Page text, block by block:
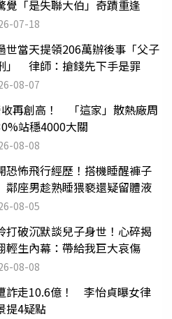
覺「是失聯大伯」奇蹟重逢
07-18
世當天提領206萬辦後事「父子
」 律師：搶錢先下手是罪
08-07
再創高！ 「這家」散熱廠周
站穩4000大關
08-08
恐怖飛行經歷！搭機睡醒褲子
座男趁熟睡猥褻還疑留體液
08-05
打破沉默談兒子身世！心碎揭
輕生內幕：帶給我巨大哀傷
08-08
詐走10.6億！ 李怡貞曝女律
提4疑點